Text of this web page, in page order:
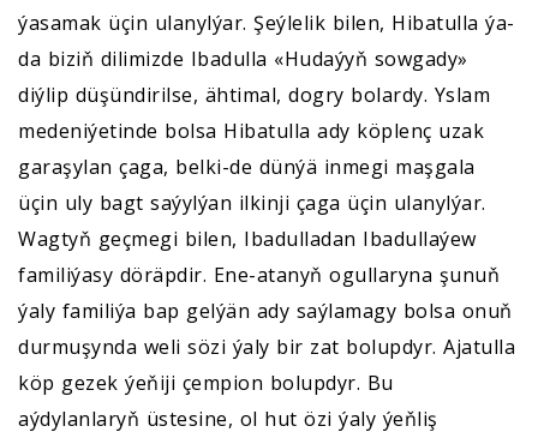
ýasamak üçin ulanylýar. Şeýlelik bilen, Hibatulla ýa-
da biziň dilimizde Ibadulla «Hudaýyň sowgady»
diýlip düşündirilse, ähtimal, dogry bolardy. Yslam
medeniýetinde bolsa Hibatulla ady köplenç uzak
garaşylan çaga, belki-de dünýä inmegi maşgala
üçin uly bagt saýylýan ilkinji çaga üçin ulanylýar.
Wagtyň geçmegi bilen, Ibadulladan Ibadullaýew
familiýasy döräpdir. Ene-atanyň ogullaryna şunuň
ýaly familiýa bap gelýän ady saýlamagy bolsa onuň
durmuşynda weli sözi ýaly bir zat bolupdyr. Ajatulla
köp gezek ýeňiji çempion bolupdyr. Bu
aýdylanlaryň üstesine, ol hut özi ýaly ýeňliş